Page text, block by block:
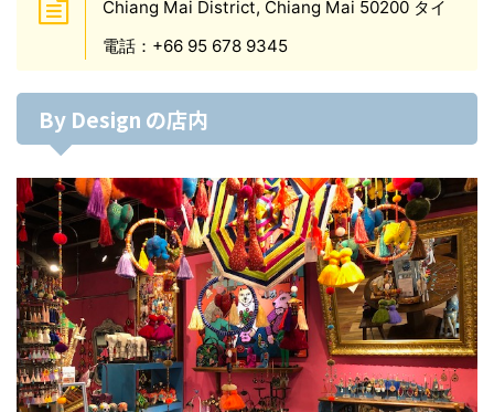
Chiang Mai District, Chiang Mai 50200 タイ
電話：+66 95 678 9345
By Design の店内